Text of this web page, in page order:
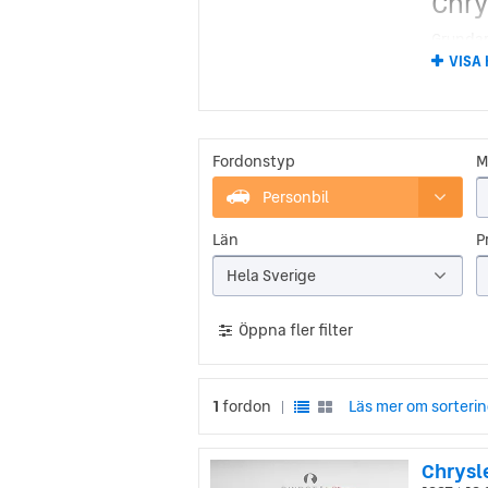
Buick
Med
bästa
VISA
Fordonstyp
Personbil
Län
Hela Sverige
Öppna fler filter
1 fordon Läs mer om